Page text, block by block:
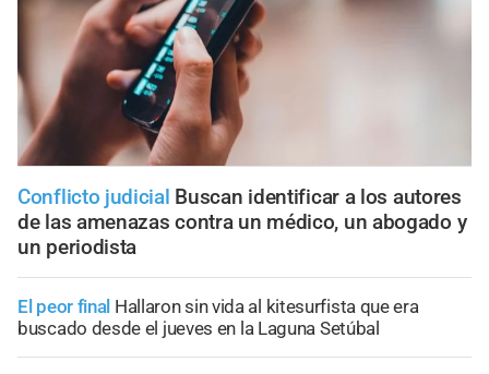
Conflicto judicial Buscan identificar a los autores
de las amenazas contra un médico, un abogado y
un periodista
El peor final Hallaron sin vida al kitesurfista que era
buscado desde el jueves en la Laguna Setúbal